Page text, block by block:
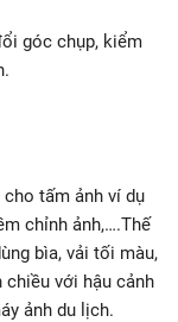
góc chụp, kiểm
tấm ảnh ví dụ
chỉnh ảnh,….Thế
bìa, vải tối màu,
chiều với hậu cảnh
ảnh du lịch.